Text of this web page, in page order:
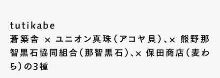
tutikabe
蒼築舎 × ユニオン真珠（アコヤ貝）、× 熊野那
智黒石協同組合（那智黒石）、× 保田商店（麦わ
ら）の3種